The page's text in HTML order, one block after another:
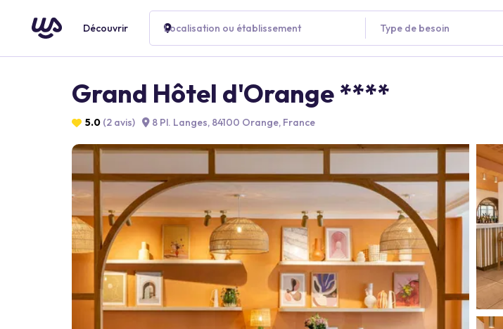
Découvrir Localisation ou établissement Type de besoin
Grand Hôtel d'Orange ****
5.0 (2 avis) 8 Pl. Langes, 84100 Orange, France